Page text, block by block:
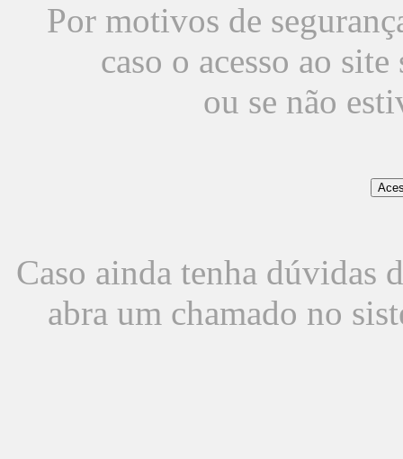
Por motivos de
caso o acesso ao
ou se não
Caso ainda tenha dúvidas
abra um chamado no